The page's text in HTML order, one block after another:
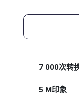
7 000次转
5 M印象